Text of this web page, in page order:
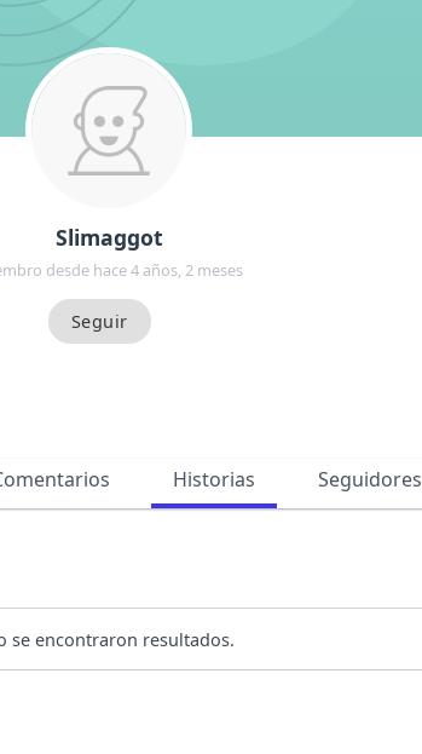
Slimaggot
desde hace 4 años, 2 meses
Historias Seguidores
se encontraron resultados.